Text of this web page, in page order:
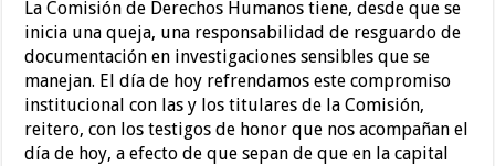
La Comisión de Derechos Humanos tiene, desde que se
inicia una queja, una responsabilidad de resguardo de
documentación en investigaciones sensibles que se
manejan. El día de hoy refrendamos este compromiso
institucional con las y los titulares de la Comisión,
reitero, con los testigos de honor que nos acompañan el
día de hoy, a efecto de que sepan de que en la capital